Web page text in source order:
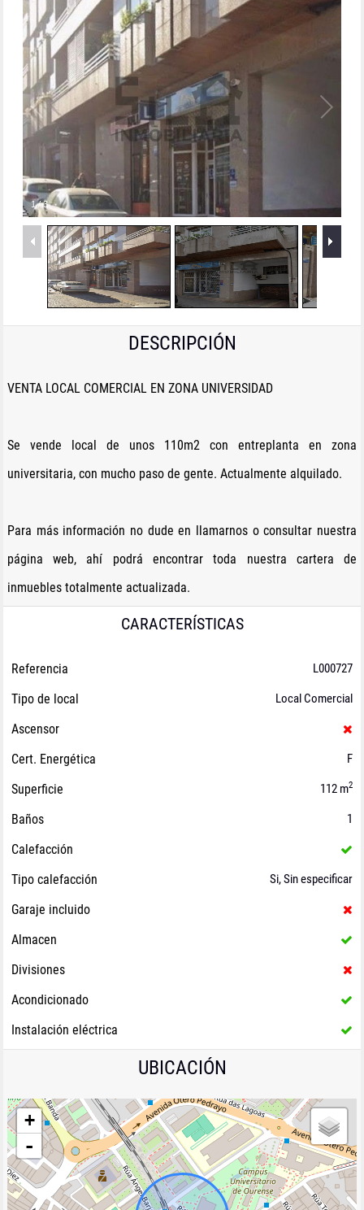
1/3
DESCRIPCIÓN
VENTA LOCAL COMERCIAL EN ZONA UNIVERSIDAD
Se vende local de unos 110m2 con entreplanta en zona
universitaria, con mucho paso de gente. Actualmente alquilado.
Para más información no dude en llamarnos o consultar nuestra
página web, ahí podrá encontrar toda nuestra cartera de
inmuebles totalmente actualizada.
CARACTERÍSTICAS
Referencia L000727
Tipo de local Local Comercial
Ascensor
Cert. Energética
F
Superficie 112 m2
Baños 1
Calefacción
Tipo calefacción
Si, Sin especificar
Garaje incluido
Almacen
Divisiones
Acondicionado
Instalación eléctrica
UBICACIÓN
+
-